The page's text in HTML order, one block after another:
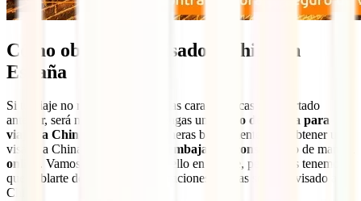
Cómo obtener un visado a China en
España
Si tu viaje no reúne ninguna de las características del apartado
anterior, será necesario que obtengas un
visado de turista para
viajar a China
. Existen dos maneras básicamente para obtener un
visado a China: a través de una
embajada o consulado
o de manera
online
. Vamos a explicarte todo ello en detalle, pero antes tenemos
que hablarte de algunas consideraciones previas sobre el visado a
China.